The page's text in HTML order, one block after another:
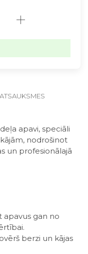
ATSAUKSMES
apavi, speciāli
nodrošinot
un profesionālajā
apavus gan no
berzi un kājas